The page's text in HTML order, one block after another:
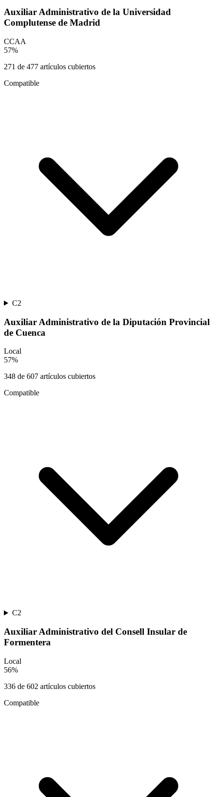
Auxiliar Administrativo de la Universidad
Complutense de Madrid
CCAA
57%
271 de 477 artículos cubiertos
Compatible
C2
Auxiliar Administrativo de la Diputación Provincial
de Cuenca
Local
57%
348 de 607 artículos cubiertos
Compatible
C2
Auxiliar Administrativo del Consell Insular de
Formentera
Local
56%
336 de 602 artículos cubiertos
Compatible